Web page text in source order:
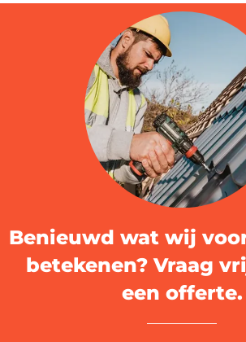
Benieuwd wat wij
betekenen? Vraag
een offerte.